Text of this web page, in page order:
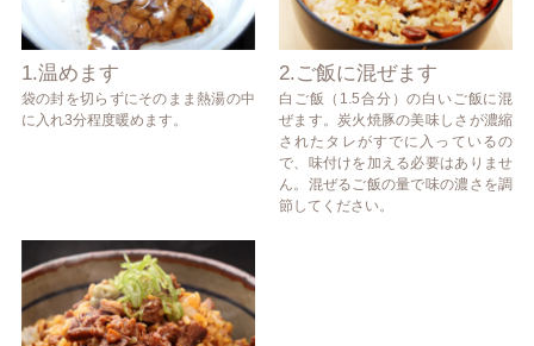
1.温めます
袋の封を切らずにそのまま熱湯の中
に入れ3分程度暖めます。
2.ご飯に混ぜます
白ご飯（1.5合分）の白いご飯に混
ぜます。炭火焼豚の美味しさが濃縮
されたタレがすでに入っているの
で、味付けを加える必要はありませ
ん。混ぜるご飯の量で味の濃さを調
節してください。